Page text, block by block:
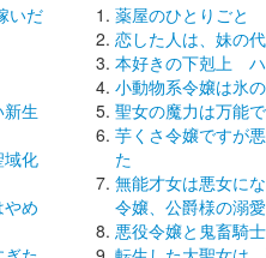
いだ
生
域化
め
薬屋のひとりごと
恋した人は、妹の
本好きの下剋上 ハ
小動物系令嬢は氷
聖女の魔力は万能
芋くさ令嬢ですが
た
無能才女は悪女に
令嬢、公爵様の溺
悪役令嬢と鬼畜騎士